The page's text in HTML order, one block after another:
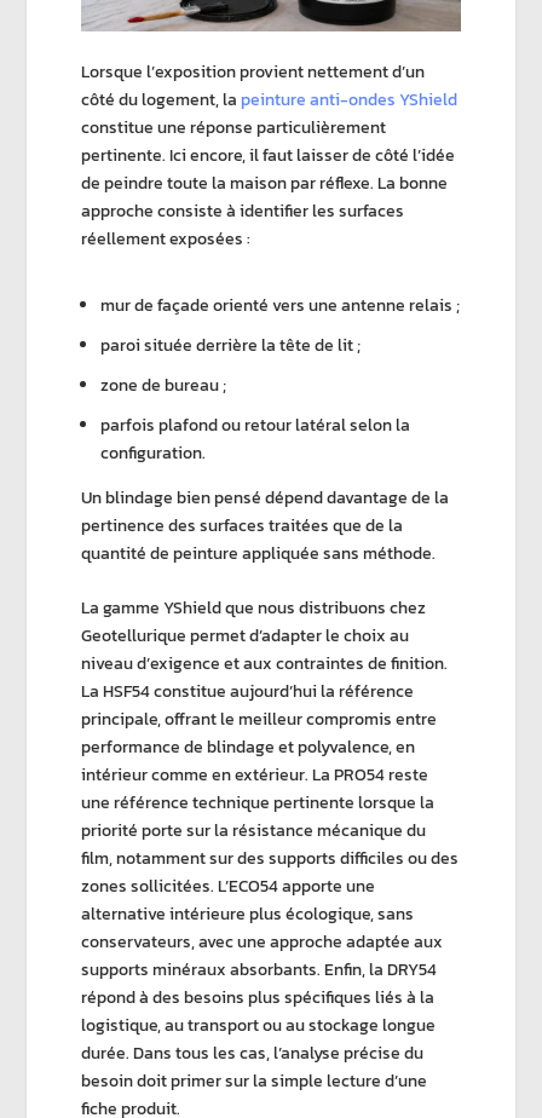
Lorsque l’exposition provient nettement d’un
côté du logement, la peinture anti-ondes YShield
constitue une réponse particulièrement
pertinente. Ici encore, il faut laisser de côté l’idée
de peindre toute la maison par réflexe. La bonne
approche consiste à identifier les surfaces
réellement exposées :
mur de façade orienté vers une antenne relais ;
paroi située derrière la tête de lit ;
zone de bureau ;
parfois plafond ou retour latéral selon la
configuration.
Unblindagebien pensé dépend davantage de la
pertinence des surfaces traitées que de la
quantité de peinture appliquée sans méthode.
Lagamme YShieldque nous distribuons chez
Geotelluriquepermet d’adapter le choix au
niveau d’exigence et aux contraintes de finition.
LaHSF54constitue aujourd’hui la référence
principale, offrant lemeilleur compromis entre
performance de blindage et polyvalence, en
intérieur comme en extérieur. LaPRO54reste
une référence technique pertinente lorsque la
priorité porte sur la résistance mécanique du
film, notamment sur des supports difficiles ou des
zones sollicitées. L’ECO54apporte une
alternative intérieure plus écologique, sans
conservateurs, avec une approche adaptée aux
supports minéraux absorbants. Enfin, la DRY54
répond à des besoins plus spécifiques liés à la
logistique, au transport ou au stockage longue
durée. Dans tous les cas, l’analyse précise du
besoin doit primer sur la simple lecture d’une
fiche produit.